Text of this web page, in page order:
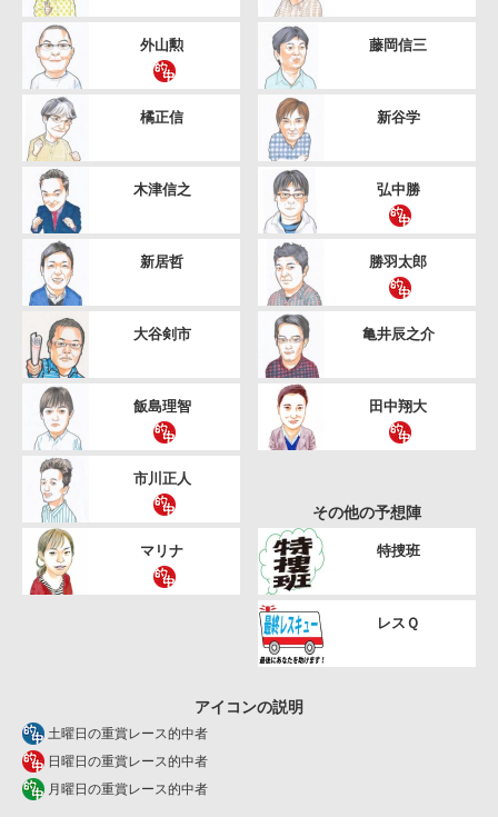
外山勲
橘正信
木津信之
新居哲
大谷剣市
飯島理智
市川正人
マリナ
藤岡信三
新谷学
弘中勝
勝羽太郎
亀井辰之介
田中翔大
その他の予想陣
特捜班
レスＱ
アイコンの説明
土曜日の重賞レース的中者
日曜日の重賞レース的中者
月曜日の重賞レース的中者